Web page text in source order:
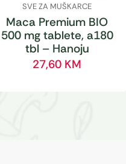
SVE ZA MUŠKARCE
Maca Premium BIO
500 mg tablete, a180
tbl – Hanoju
27,60 KM